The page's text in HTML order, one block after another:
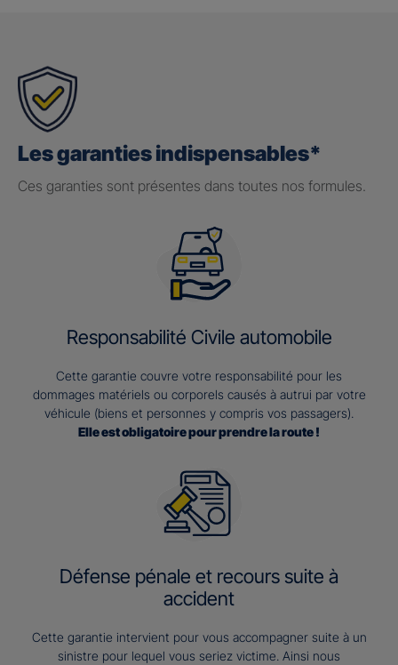
Les garanties indispensables*
Ces garanties sont présentes dans toutes nos formules.
Responsabilité Civile automobile
Cette garantie couvre votre responsabilité pour les
dommages matériels ou corporels causés à autrui par votre
véhicule (biens et personnes y compris vos passagers).
Elle est obligatoire pour prendre la route !
Défense pénale et recours suite à
accident
Cette garantie intervient pour vous accompagner suite à un
sinistre pour lequel vous seriez victime. Ainsi nous